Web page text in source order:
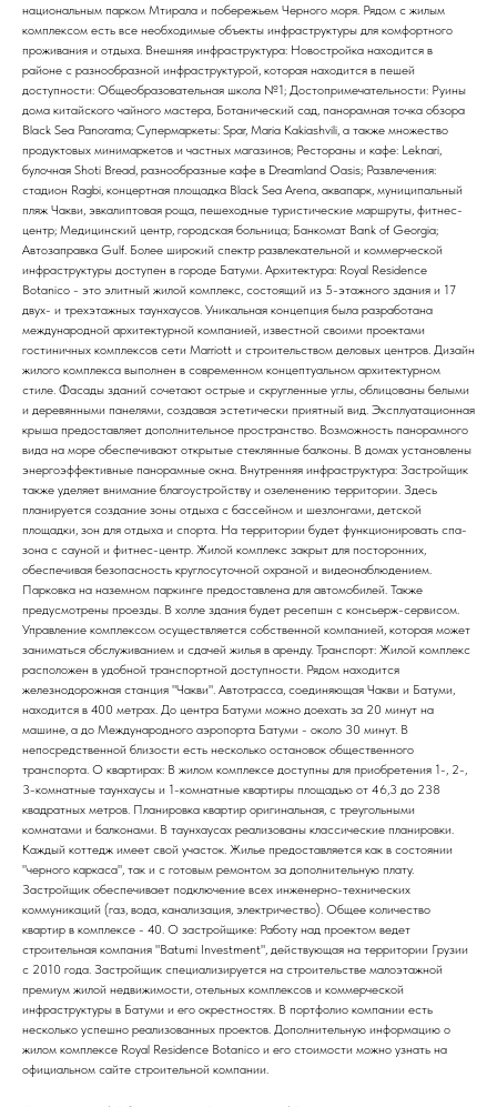
национальным парком Мтирала и побережьем Черного моря. Рядом с жилым
комплексом есть все необходимые объекты инфраструктуры для комфортного
проживания и отдыха. Внешняя инфраструктура: Новостройка находится в
районе с разнообразной инфраструктурой, которая находится в пешей
доступности: Общеобразовательная школа №1; Достопримечательности: Руины
дома китайского чайного мастера, Ботанический сад, панорамная точка обзора
Black Sea Panorama; Супермаркеты: Spar, Maria Kakiashvili, а также множество
продуктовых минимаркетов и частных магазинов; Рестораны и кафе: Leknari,
булочная Shoti Bread, разнообразные кафе в Dreamland Oasis; Развлечения:
стадион Ragbi, концертная площадка Black Sea Arena, аквапарк, муниципальный
пляж Чакви, эвкалиптовая роща, пешеходные туристические маршруты, фитнес-
центр; Медицинский центр, городская больница; Банкомат Bank of Georgia;
Автозаправка Gulf. Более широкий спектр развлекательной и коммерческой
инфраструктуры доступен в городе Батуми. Архитектура: Royal Residence
Botanico - это элитный жилой комплекс, состоящий из 5-этажного здания и 17
двух- и трехэтажных таунхаусов. Уникальная концепция была разработана
международной архитектурной компанией, известной своими проектами
гостиничных комплексов сети Marriott и строительством деловых центров. Дизайн
жилого комплекса выполнен в современном концептуальном архитектурном
стиле. Фасады зданий сочетают острые и скругленные углы, облицованы белыми
и деревянными панелями, создавая эстетически приятный вид. Эксплуатационная
крыша предоставляет дополнительное пространство. Возможность панорамного
вида на море обеспечивают открытые стеклянные балконы. В домах установлены
энергоэффективные панорамные окна. Внутренняя инфраструктура: Застройщик
также уделяет внимание благоустройству и озеленению территории. Здесь
планируется создание зоны отдыха с бассейном и шезлонгами, детской
площадки, зон для отдыха и спорта. На территории будет функционировать спа-
зона с сауной и фитнес-центр. Жилой комплекс закрыт для посторонних,
обеспечивая безопасность круглосуточной охраной и видеонаблюдением.
Парковка на наземном паркинге предоставлена для автомобилей. Также
предусмотрены проезды. В холле здания будет ресепшн с консьерж-сервисом.
Управление комплексом осуществляется собственной компанией, которая может
заниматься обслуживанием и сдачей жилья в аренду. Транспорт: Жилой комплекс
расположен в удобной транспортной доступности. Рядом находится
железнодорожная станция "Чакви". Автотрасса, соединяющая Чакви и Батуми,
находится в 400 метрах. До центра Батуми можно доехать за 20 минут на
машине, а до Международного аэропорта Батуми - около 30 минут. В
непосредственной близости есть несколько остановок общественного
транспорта. О квартирах: В жилом комплексе доступны для приобретения 1-, 2-,
3-комнатные таунхаусы и 1-комнатные квартиры площадью от 46,3 до 238
квадратных метров. Планировка квартир оригинальная, с треугольными
комнатами и балконами. В таунхаусах реализованы классические планировки.
Каждый коттедж имеет свой участок. Жилье предоставляется как в состоянии
"черного каркаса", так и с готовым ремонтом за дополнительную плату.
Застройщик обеспечивает подключение всех инженерно-технических
коммуникаций (газ, вода, канализация, электричество). Общее количество
квартир в комплексе - 40. О застройщике: Работу над проектом ведет
строительная компания "Batumi Investment", действующая на территории Грузии
с 2010 года. Застройщик специализируется на строительстве малоэтажной
премиум жилой недвижимости, отельных комплексов и коммерческой
инфраструктуры в Батуми и его окрестностях. В портфолио компании есть
несколько успешно реализованных проектов. Дополнительную информацию о
жилом комплексе Royal Residence Botanico и его стоимости можно узнать на
официальном сайте строительной компании.